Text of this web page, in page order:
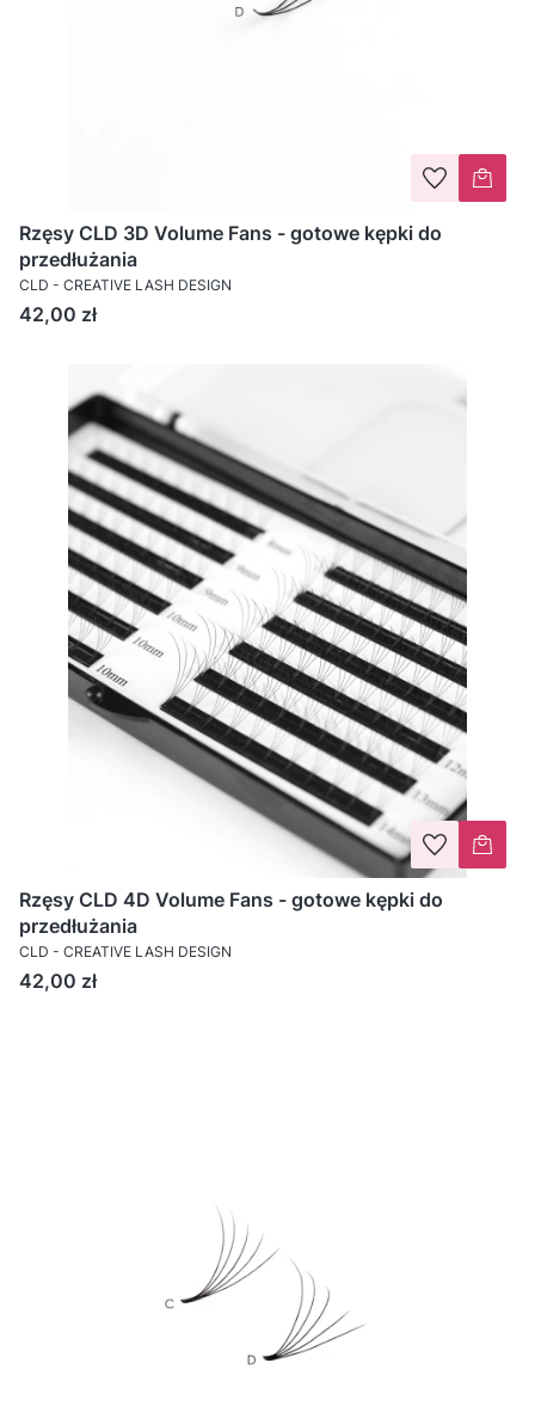
Rzęsy CLD 3D Volume Fans - gotowe kępki do
przedłużania
CLD - CREATIVE LASH DESIGN
Cena
42,00 zł
Rzęsy CLD 4D Volume Fans - gotowe kępki do
przedłużania
CLD - CREATIVE LASH DESIGN
Cena
42,00 zł